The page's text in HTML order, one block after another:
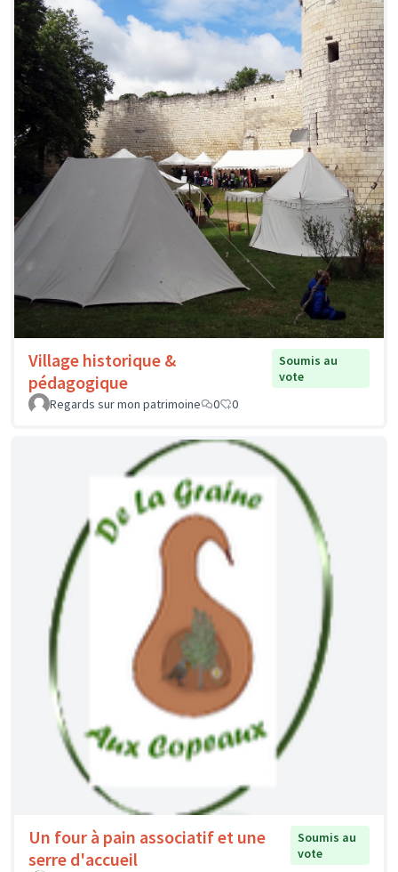
Village historique &
pédagogique
Soumis au
vote
Regards sur mon patrimoine
0 0
Un four à pain associatif et une
serre d'accueil
Soumis au
vote